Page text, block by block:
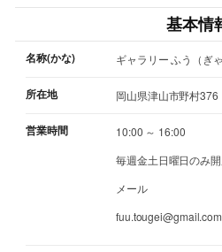
基本情
名称(かな) ギャラリー ふう（ぎ
所在地 岡山県津山市野村376
営業時間
10:00 ～ 16:00
毎週金土日曜日のみ開
メール
fuu.tougei@gmail.com